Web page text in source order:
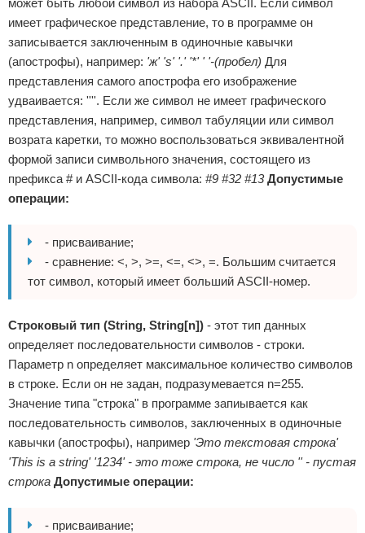
может быть любой символ из набора ASCII. Если символ
имеет графическое представление, то в программе он
записывается заключенным в одиночные кавычки
(апострофы), например: 'ж' 's' '.' '*' ' '-(пробел) Для
представления самого апострофа его изображение
удваивается: ''''. Если же символ не имеет графического
представления, например, символ табуляции или символ
возрата каретки, то можно воспользоваться эквивалентной
формой записи символьного значения, состоящего из
префикса # и ASCII-кода символа: #9 #32 #13 Допустимые
операции:
- присваивание;
- сравнение: <, >, >=, <=, <>, =. Большим считается
тот символ, который имеет больший ASCII-номер.
Строковый тип (String, String[n]) - этот тип данных
определяет последовательности символов - строки.
Параметр n определяет максимальное количество символов
в строке. Если он не задан, подразумевается n=255.
Значение типа "строка" в программе запиывается как
последовательность символов, заключенных в одиночные
кавычки (апострофы), например 'Это текстовая строка'
'This is a string' '1234' - это тоже строка, не число '' - пустая
строка Допустимые операции:
- присваивание;